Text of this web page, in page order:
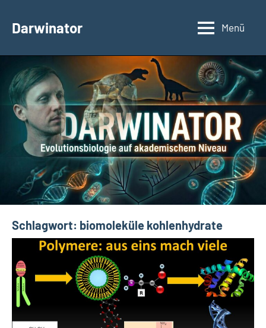
InhaltDarwinator
Evolutionsbiologie
Menü
Schlagwort: biomoleküle kohlenhydrate